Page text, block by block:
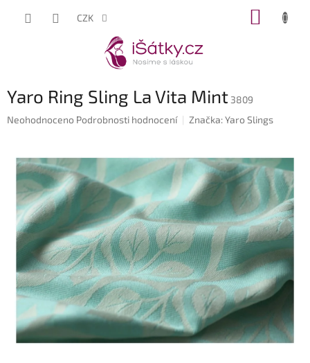
CZK
Yaro Ring Sling La Vita Mint 3809
Průměrné
0,0
hvězdiček.
Neohodnoceno Podrobnosti hodnocení Značka:Yaro Slings